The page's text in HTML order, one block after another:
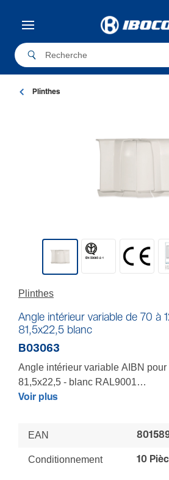
Plinthes
Plinthes
Angle intérieur variable de 70 à
81,5x22,5 blanc
B03063
Angle intérieur variable AIBN
81,5x22,5 - blanc RAL9001
Variabilité de 70° à 135° - Pour
recouvrement total des coupes
socles et couvercles
Voir plus
EAN
Conditionnement 10